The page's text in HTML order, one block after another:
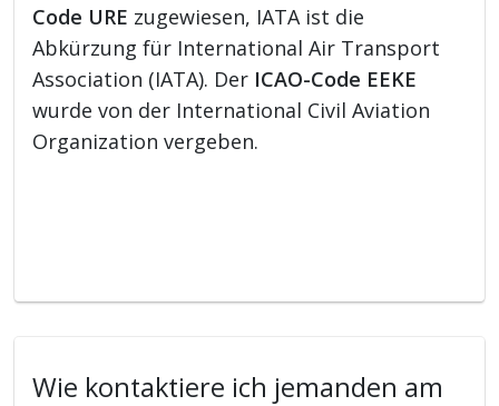
Code URE zugewiesen, IATA ist die
Abkürzung für International Air Transport
Association (IATA). Der ICAO-Code EEKE
wurde von der International Civil Aviation
Organization vergeben.
Wie kontaktiere ich jemanden am